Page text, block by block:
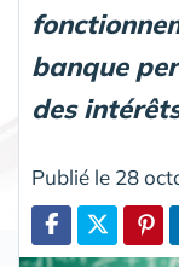
banque
des
Publié le 28
Partager